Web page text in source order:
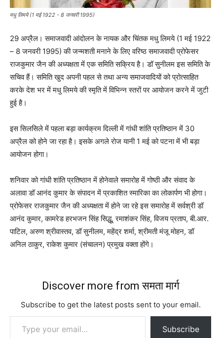
मधु लिमये (1 मई 1922 - 8 जनवरी 1995)
29 अप्रैल। समाजवादी आंदोलन के नायक और चिंतक मधु लिमये (1 मई 1922
– 8 जनवरी 1995) की जन्मशती मनाने के लिए वरिष्ठ समाजवादी प्रोफेसर
राजकुमार जैन की अध्यक्षता में एक समिति सक्रिय है। डॉ सुनीलम इस समिति के
सचिव हैं। समिति खुद अपनी पहल से तथा अन्य समाजवादियों को प्रोत्साहित
करके देश भर में मधु लिमये की स्मृति में विभिन्न स्तरों पर आयोजन करने में जुटी
हुई है।
इस सिलसिले में पहला बड़ा कार्यक्रम दिल्ली में गांधी शांति प्रतिष्ठान में 30
अप्रैल को होने जा रहा है। इसके अगले रोज यानी 1 मई को पटना में भी बड़ा
आयोजन होगा।
शनिवार को गांधी शांति प्रतिष्ठान में होनेवाले समारोह में गोष्ठी और संवाद के
अलावा डॉ आनंद कुमार के संपादन में प्रकाशित स्मारिका का लोकार्पण भी होगा।
प्रोफेसर राजकुमार जैन की अध्यक्षता में होने जा रहे इस समारोह में सर्वश्री डॉ
आनंद कुमार, कामरेड हरभजन सिंह सिद्धू, रमाशंकर सिंह, विजय प्रताप, बी.आर.
पाटिल, अरुण श्रीवास्तव, डॉ सुनीलम, महेंद्र शर्मा, श्रीमती मंजू मोहन, डॉ
अनिल ठाकुर, राकेश कुमार (संचालन) प्रमुख वक्ता होंगे।
Discover more from समता मार्ग
Subscribe to get the latest posts sent to your email.
Type your email…
Subscribe